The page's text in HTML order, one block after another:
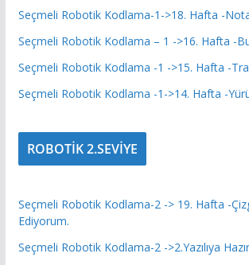
Seçmeli Robotik Kodlama-1->18. Hafta -
Seçmeli Robotik Kodlama – 1 ->16. Hafta -
Seçmeli Robotik Kodlama -1 ->15. Hafta -
Seçmeli Robotik Kodlama -1->14. Hafta -
ROBOTİK 2.SEVİYE
Seçmeli Robotik Kodlama-2 -> 19. Hafta -
Ediyorum.
Seçmeli Robotik Kodlama-2 ->2.Yazılıya